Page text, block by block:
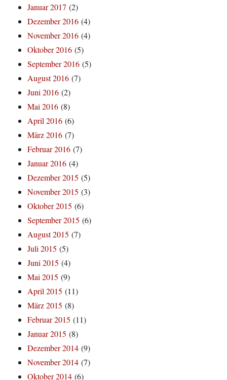
Januar 2017 (2)
Dezember 2016 (4)
November 2016 (4)
Oktober 2016 (5)
September 2016 (5)
August 2016 (7)
Juni 2016 (2)
Mai 2016 (8)
April 2016 (6)
März 2016 (7)
Februar 2016 (7)
Januar 2016 (4)
Dezember 2015 (5)
November 2015 (3)
Oktober 2015 (6)
September 2015 (6)
August 2015 (7)
Juli 2015 (5)
Juni 2015 (4)
Mai 2015 (9)
April 2015 (11)
März 2015 (8)
Februar 2015 (11)
Januar 2015 (8)
Dezember 2014 (9)
November 2014 (7)
Oktober 2014 (6)